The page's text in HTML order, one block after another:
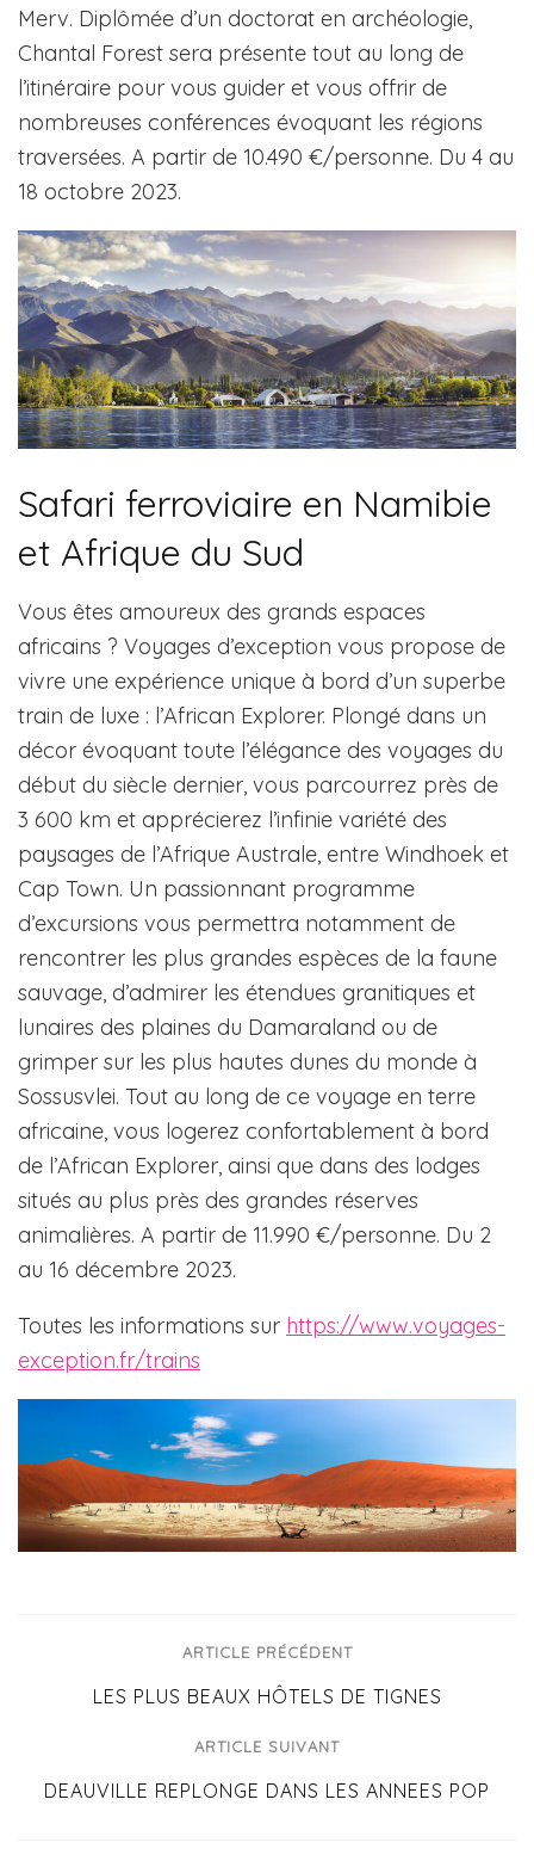
Merv. Diplômée d’un doctorat en archéologie,
Chantal Forest sera présente tout au long de
l’itinéraire pour vous guider et vous offrir de
nombreuses conférences évoquant les régions
traversées. A partir de 10.490 €/personne. Du 4 au
18 octobre 2023.
Safari ferroviaire en Namibie
et Afrique du Sud
Vous êtes amoureux des grands espaces
africains ? Voyages d’exception vous propose de
vivre une expérience unique à bord d’un superbe
train de luxe : l’African Explorer. Plongé dans un
décor évoquant toute l’élégance des voyages du
début du siècle dernier, vous parcourrez près de
3 600 km et apprécierez l’infinie variété des
paysages de l’Afrique Australe, entre Windhoek et
Cap Town. Un passionnant programme
d’excursions vous permettra notamment de
rencontrer les plus grandes espèces de la faune
sauvage, d’admirer les étendues granitiques et
lunaires des plaines du Damaraland ou de
grimper sur les plus hautes dunes du monde à
Sossusvlei. Tout au long de ce voyage en terre
africaine, vous logerez confortablement à bord
de l’African Explorer, ainsi que dans des lodges
situés au plus près des grandes réserves
animalières. A partir de 11.990 €/personne. Du 2
au 16 décembre 2023.
Toutes les informations sur https://www.voyages-
exception.fr/trains
ARTICLE PRÉCÉDENT
LES PLUS BEAUX HÔTELS DE TIGNES
ARTICLE SUIVANT
DEAUVILLE REPLONGE DANS LES ANNEES POP